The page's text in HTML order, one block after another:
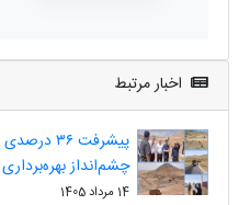
اخبار مرتبط
پیشرفت ۳۶
چشم‌انداز بهره‌برداری
14 مرداد 1405